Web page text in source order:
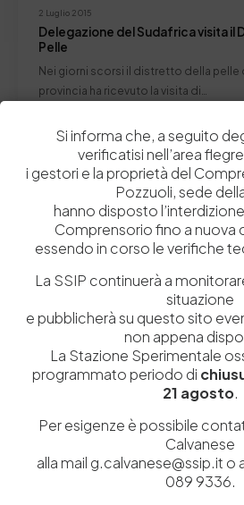
2 Luglio 2015
Delegazione del Sudafrica visita il
Pelle
Nei giorni scorsi il distretto della pelle
provincia ha ricevuto la visita di…
Lascia un commento
Il tuo indirizzo email non sarà pubblicato.I
Si informa che, a seguito
verificatisi nell’area
i gestori e la proprietà del
Pozzuoli, sede
hanno disposto
Comprensorio fino a nuova
essendo in corso le verifiche
La SSIP continuerà a
situazione
e pubblicherà su questo sito
non appena
La Stazione Sperimentale
programmato periodo di
21 agosto.
Per esigenze è possibile
Calvanese
alla mail g.calvanese@ssip.it o
089 9336.